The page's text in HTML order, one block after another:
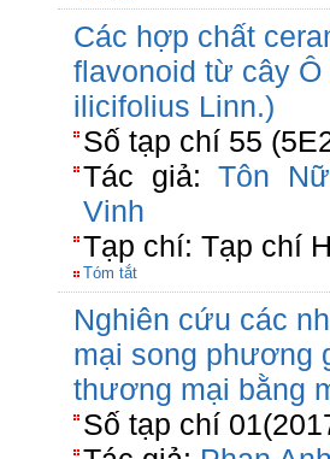
Các hợp chất
flavonoid từ cây
ilicifolius Linn.)
Số tạp chí 55
Tác giả:Tôn
Vinh
Tạp chí: Tạp chí
Tóm tắt
Nghiên cứu các
mại song phương
thương mại bằng
Số tạp chí